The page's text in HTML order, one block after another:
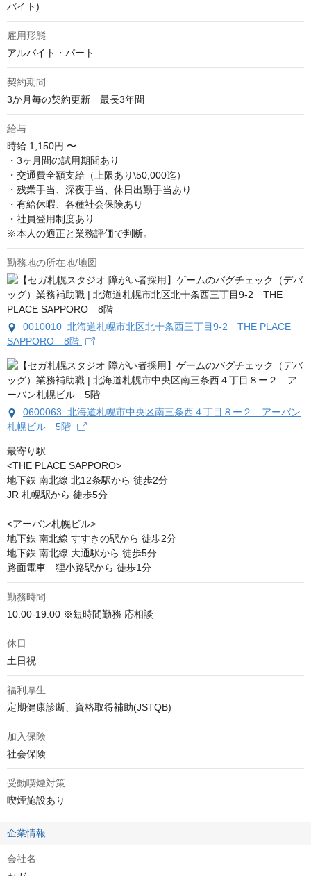
バイト)
雇用形態
アルバイト・パート
契約期間
3か月毎の契約更新　最長3年間
給与
時給 1,150円 〜
・3ヶ月間の試用期間あり
・交通費全額支給（上限あり\50,000迄）
・残業手当、深夜手当、休日出勤手当あり
・有給休暇、各種社会保険あり
・社員登用制度あり
※本人の適正と業務評価で判断。
勤務地の所在地/地図
0010010 北海道札幌市北区北十条西三丁目9-2 THE PLACE
SAPPORO 8階
0600063 北海道札幌市中央区南三条西４丁目８ー２ アーバン
札幌ビル 5階
最寄り駅
<THE PLACE SAPPORO>
地下鉄 南北線 北12条駅から 徒歩2分
JR 札幌駅から 徒歩5分
<アーバン札幌ビル>
地下鉄 南北線 すすきの駅から 徒歩2分
地下鉄 南北線 大通駅から 徒歩5分
路面電車　狸小路駅から 徒歩1分
勤務時間
10:00-19:00 ※短時間勤務 応相談
休日
土日祝
福利厚生
定期健康診断、資格取得補助(JSTQB)
加入保険
社会保険
受動喫煙対策
喫煙施設あり
企業情報
会社名